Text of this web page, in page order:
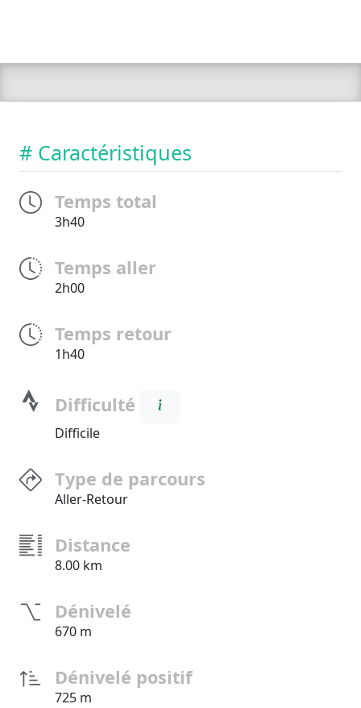
# Caractéristiques
Temps total
3h40
Temps aller
2h00
Temps retour
1h40
Difficulté
Difficile
Type de parcours
Aller-Retour
Distance
8.00 km
Dénivelé
670 m
Dénivelé positif
725 m